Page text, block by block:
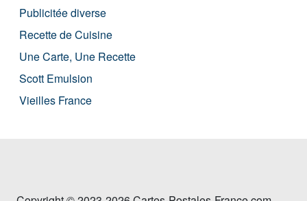
Publicitée diverse
Recette de Cuisine
Une Carte, Une Recette
Scott Emulsion
Vieilles France